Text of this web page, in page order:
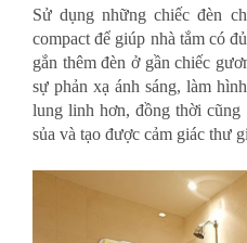
Sử dụng những chiếc đèn
compact để giúp nhà tắm có
gắn thêm đèn ở gần chiếc
sự phản xạ ánh sáng, làm
lung linh hơn, đồng thời cũng
sủa và tạo được cảm giác thư